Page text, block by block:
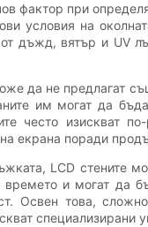
фактор при
условия на
дъжд, вятър и UV
да не предлагат
им могат да
често изискват
екрана поради
LCD стените
времето и могат
Освен това,
специализирани